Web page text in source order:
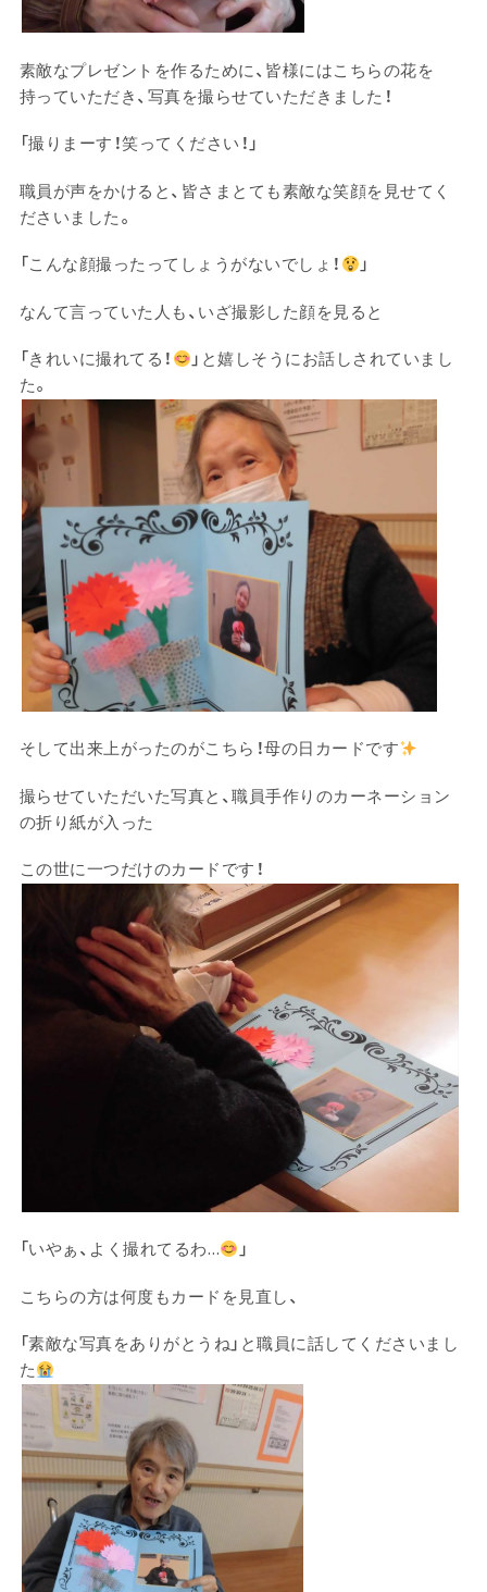
素敵なプレゼントを作るために、皆様にはこちらの花を
持っていただき、写真を撮らせていただきました！
「撮りまーす！笑ってください！」
職員が声をかけると、皆さまとても素敵な笑顔を見せてく
ださいました。
「こんな顔撮ったってしょうがないでしょ！ 」
なんて言っていた人も、いざ撮影した顔を見ると
「きれいに撮れてる！
」と嬉しそうにお話しされていまし
た。
そして出来上がったのがこちら！母の日カードです
撮らせていただいた写真と、職員手作りのカーネーション
の折り紙が入った
この世に一つだけのカードです！
「いやぁ、よく撮れてるわ… 」
こちらの方は何度もカードを見直し、
「素敵な写真をありがとうね」と職員に話してくださいまし
た